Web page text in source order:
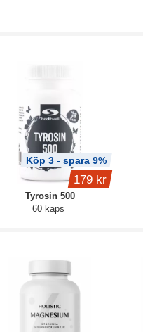
Tyrosin 500
60 kaps
Köp 3 - spara 9%
179 kr